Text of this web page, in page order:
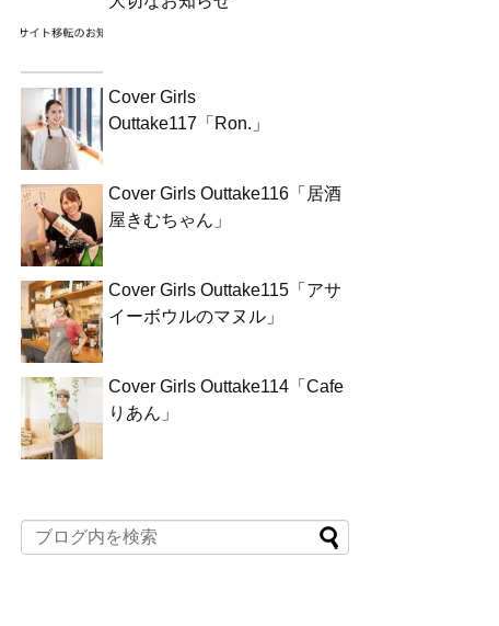
Cover Girls
Outtake117「Ron.」
Cover Girls Outtake116「居酒
屋きむちゃん」
Cover Girls Outtake115「アサ
イーボウルのマヌル」
Cover Girls Outtake114「Cafe
りあん」